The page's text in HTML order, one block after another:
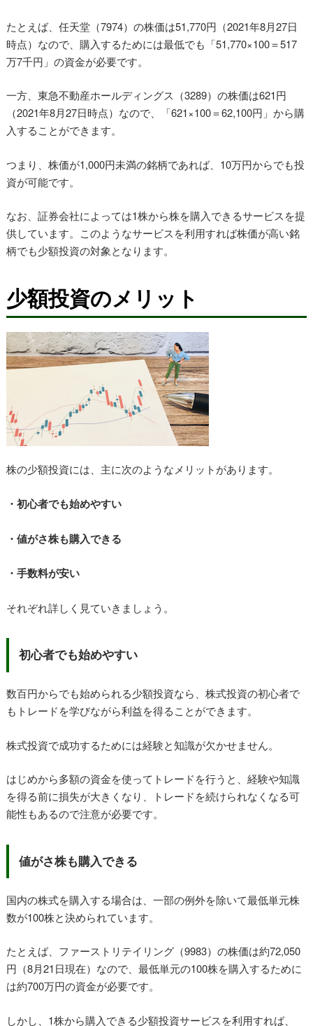
たとえば、任天堂（7974）の株価は51,770円（2021年8月27日
時点）なので、購入するためには最低でも「51,770×100＝517
万7千円」の資金が必要です。
一方、東急不動産ホールディングス（3289）の株価は621円
（2021年8月27日時点）なので、「621×100＝62,100円」から購
入することができます。
つまり、株価が1,000円未満の銘柄であれば、10万円からでも投
資が可能です。
なお、証券会社によっては1株から株を購入できるサービスを提
供しています。このようなサービスを利用すれば株価が高い銘
柄でも少額投資の対象となります。
少額投資のメリット
株の少額投資には、主に次のようなメリットがあります。
・初心者でも始めやすい
・値がさ株も購入できる
・手数料が安い
それぞれ詳しく見ていきましょう。
初心者でも始めやすい
数百円からでも始められる少額投資なら、株式投資の初心者で
もトレードを学びながら利益を得ることができます。
株式投資で成功するためには経験と知識が欠かせません。
はじめから多額の資金を使ってトレードを行うと、経験や知識
を得る前に損失が大きくなり、トレードを続けられなくなる可
能性もあるので注意が必要です。
値がさ株も購入できる
国内の株式を購入する場合は、一部の例外を除いて最低単元株
数が100株と決められています。
たとえば、ファーストリテイリング（9983）の株価は約72,050
円（8月21日現在）なので、最低単元の100株を購入するために
は約700万円の資金が必要です。
しかし、1株から購入できる少額投資サービスを利用すれば、